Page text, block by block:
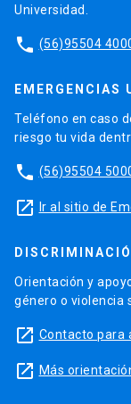
Universidad.
phone (56)95504
EMERGENCIAS
Teléfono en caso
riesgo tu vida
phone (56)95504
launch Ir al sitio de
Orientación y
género o violencia
launch Contacto para
launch Más